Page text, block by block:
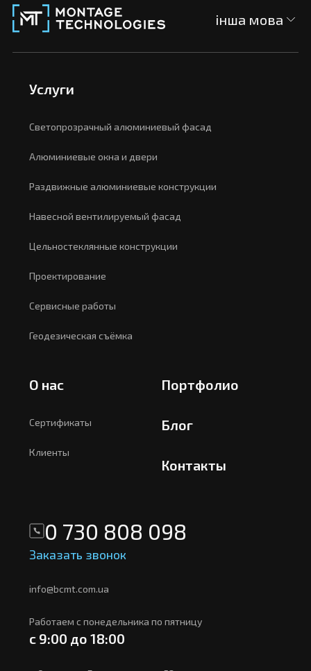
інша мова
Услуги
Светопрозрачный алюминиевый фасад
Алюминиевые окна и двери
Раздвижные алюминиевые конструкции
Навесной вентилируемый фасад
Цельностеклянные конструкции
Проектирование
Сервисные работы
Геодезическая съёмка
О нас
Сертификаты
Клиенты
Портфолио
Блог
Контакты
0 730 808 098
Заказать звонок
info@bcmt.com.ua
Работаем с понедельника по пятницу
с 9:00 до 18:00